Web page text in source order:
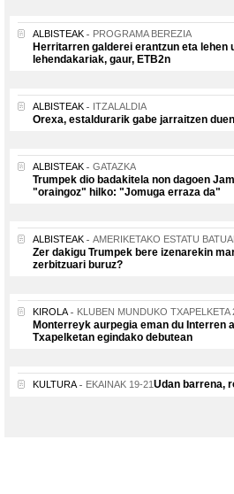
ALBISTEAK PROGRAMA BEREZIA
Herritarren galderei erantzun eta lehen
lehendakariak, gaur, ETB2n
ALBISTEAK ITZALALDIA
Orexa, estaldurarik gabe jarraitzen
ALBISTEAK GATAZKA
Trumpek dio badakitela non dagoen
"oraingoz" hilko: "Jomuga erraza da"
ALBISTEAK AMERIKETAKO ESTATU
Zer dakigu Trumpek bere izenarekin
zerbitzuari buruz?
KIROLA KLUBEN MUNDUKO TXAPELKETA
Monterreyk aurpegia eman du Interren
Txapelketan egindako debutean
KULTURA EKAINAK 19-21 Udan barrena,